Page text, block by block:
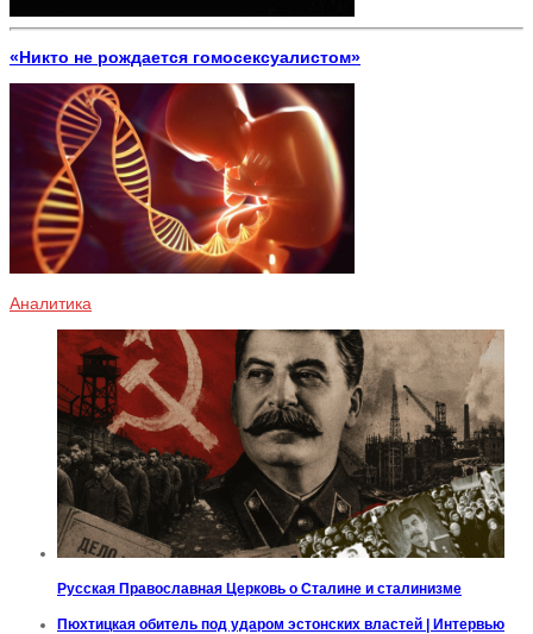
«Никто не рождается гомосексуалистом»
Аналитика
Русская Православная Церковь о Сталине и сталинизме
Пюхтицкая обитель под ударом эстонских властей | Интервью